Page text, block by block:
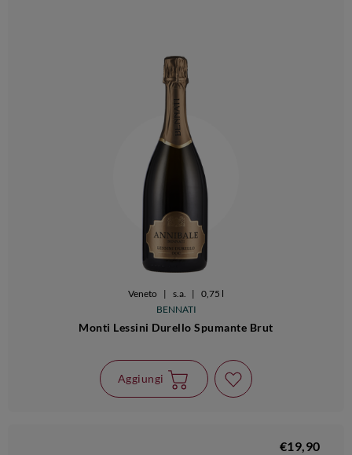
Veneto | s.a. | 0,75 l
BENNATI
Monti Lessini Durello Spumante Brut
Aggiungi
€19,90